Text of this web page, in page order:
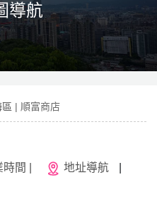
導航
| 順富商店
間 | 地址導航